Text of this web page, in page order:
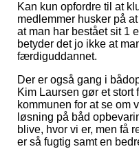
Kan kun opfordre til at
medlemmer husker på
at man har bestået sit 1
betyder det jo ikke at
færdiguddannet.
Der er også gang i
Kim Laursen gør et stort
kommunen for at se om
løsning på båd
blive, hvor vi er, men få
er så fugtig samt en